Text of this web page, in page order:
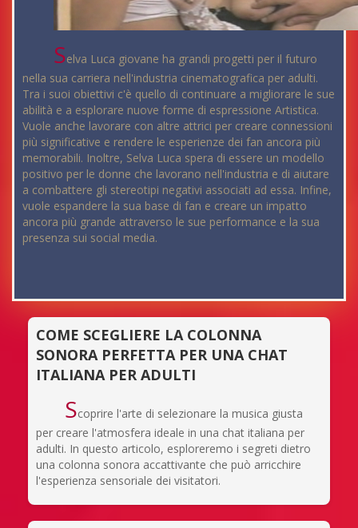
Selva Luca giovane ha grandi progetti per il futuro
nella sua carriera nell'industria cinematografica per adulti.
Tra i suoi obiettivi c'è quello di continuare a migliorare le sue
abilità e a esplorare nuove forme di espressione Artistica.
Vuole anche lavorare con altre attrici per creare connessioni
più significative e rendere le esperienze dei fan ancora più
memorabili. Inoltre, Selva Luca spera di essere un modello
positivo per le donne che lavorano nell'industria e di aiutare
a combattere gli stereotipi negativi associati ad essa. Infine,
vuole espandere la sua base di fan e creare un impatto
ancora più grande attraverso le sue performance e la sua
presenza sui social media.
COME SCEGLIERE LA COLONNA
SONORA PERFETTA PER UNA CHAT
ITALIANA PER ADULTI
Scoprire l'arte di selezionare la musica giusta
per creare l'atmosfera ideale in una chat italiana per
adulti. In questo articolo, esploreremo i segreti dietro
una colonna sonora accattivante che può arricchire
l'esperienza sensoriale dei visitatori.